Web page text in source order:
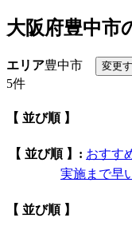
大阪府豊中市
エリア豊中市
5件
【 並び順 】
【 並び順 】: おすす
実施まで早
【 並び順 】